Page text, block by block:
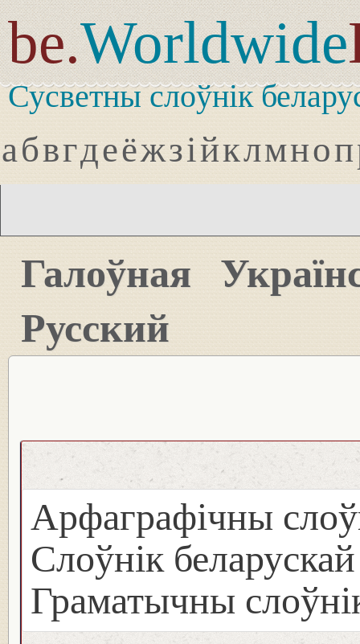
be.Worldwide
Сусветны слоўнік
абвгдеёжзійклмноп
Галоўная
Русский
Арфаграфічны
Слоўнік
Граматычны